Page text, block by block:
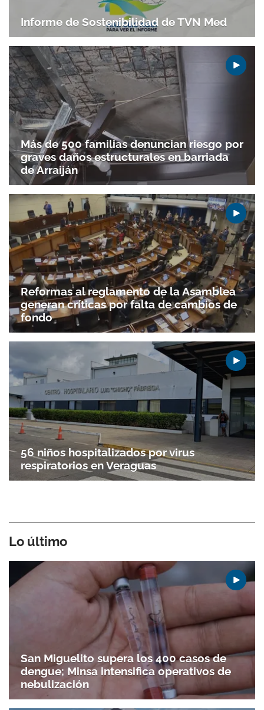
Gracias por suscribirte a nuestro boletín.
ACEPTAR
Informe de Sostenibilidad de TVN Med
Más de 500 familias denuncian riesgo por
graves daños estructurales en barriada
de Arraiján
Reformas al reglamento de la Asamblea
generan críticas por falta de cambios de
fondo
56 niños hospitalizados por virus
respiratorios en Veraguas
Lo último
San Miguelito supera los 400 casos de
dengue; Minsa intensifica operativos de
nebulización